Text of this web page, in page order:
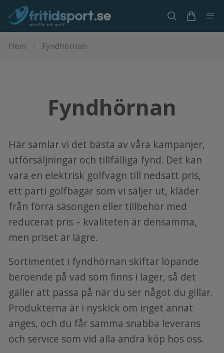
Hem Fyndhörnan
Fyndhörnan
Här samlar vi det bästa av våra kampanjer,
utförsäljningar och tillfälliga fynd. Det kan
vara en elektrisk golfvagn till nedsatt pris,
ett parti golfbagar som vi säljer ut, kläder
från förra säsongen eller tillbehör med
reducerat pris – kvaliteten är densamma,
men priset är lägre.
Sortimentet i fyndhörnan skiftar löpande
beroende på vad som finns i lager, så det
gäller att passa på när du ser något du gillar.
Produkterna är i nyskick om inget annat
anges, och du får samma snabba leverans
och service som vid alla andra köp hos oss.